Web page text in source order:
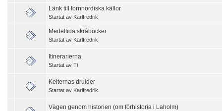
Länk till fornnordiska källor
Startat av Karlfredrik
Medeltida skråböcker
Startat av Karlfredrik
Itinerarierna
Startat av Ti
Kelternas druider
Startat av Karlfredrik
Vägen genom historien (om förhistoria i Laholm)